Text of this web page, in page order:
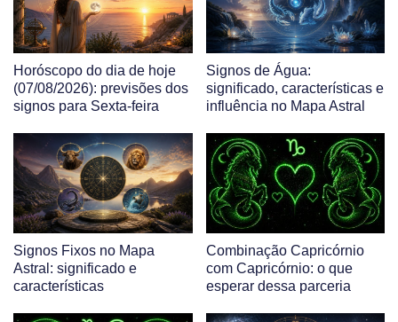
Horóscopo do dia de hoje
(07/08/2026): previsões dos
signos para Sexta-feira
Signos de Água:
significado, características e
influência no Mapa Astral
Signos Fixos no Mapa
Astral: significado e
características
Combinação Capricórnio
com Capricórnio: o que
esperar dessa parceria